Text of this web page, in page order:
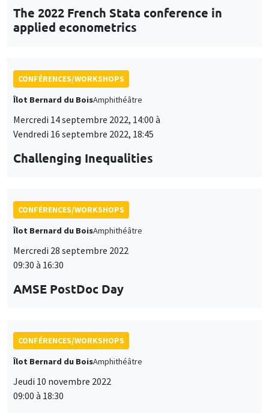
The 2022 French Stata conference in
applied econometrics
CONFÉRENCES/WORKSHOPS
Îlot Bernard du BoisAmphithéâtre
Mercredi 14 septembre 2022, 14:00 à
Vendredi 16 septembre 2022, 18:45
Challenging Inequalities
CONFÉRENCES/WORKSHOPS
Îlot Bernard du BoisAmphithéâtre
Mercredi 28 septembre 2022
09:30 à 16:30
AMSE PostDoc Day
CONFÉRENCES/WORKSHOPS
Îlot Bernard du BoisAmphithéâtre
Jeudi 10 novembre 2022
09:00 à 18:30